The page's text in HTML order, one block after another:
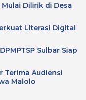
Dilirik di Desa
Literasi Digital
Sulbar Siap
Terima Audiensi
Malolo